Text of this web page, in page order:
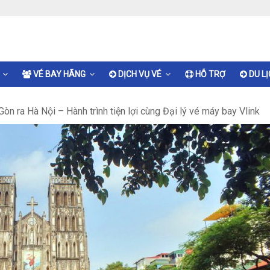
VÉ BAY HÃNG DỊCH VỤ VÉ HỖ TRỢ DU
ra Hà Nội – Hành trình tiện lợi cùng Đại lý vé máy bay Vlink